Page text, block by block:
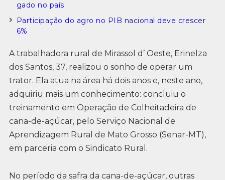
gado no país
Participação do agro no PIB nacional deve crescer
6%
A trabalhadora rural de Mirassol d’ Oeste, Erinelza
dos Santos, 37, realizou o sonho de operar um
trator. Ela atua na área há dois anos e, neste ano,
adquiriu mais um conhecimento: concluiu o
treinamento em Operação de Colheitadeira de
cana-de-açúcar, pelo Serviço Nacional de
Aprendizagem Rural de Mato Grosso (Senar-MT),
em parceria com o Sindicato Rural.
No período da safra da cana-de-açúcar, outras